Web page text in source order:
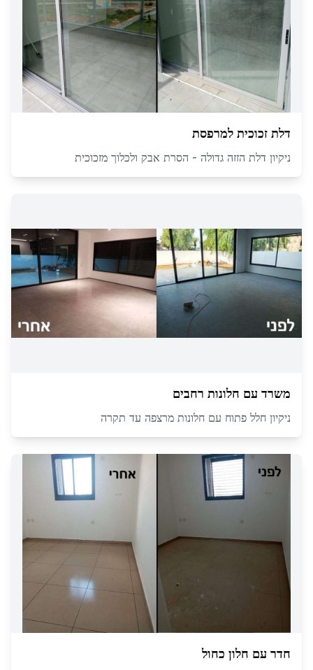
דלת זכוכית למרפסת
ניקיון דלת הזזה גדולה - הסרת אבק ולכלוך מזכוכית
משרד עם חלונות רחבים
ניקיון חלל פתוח עם חלונות מרצפה עד תקרה
חדר עם חלון כחול